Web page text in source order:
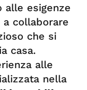
alle esigenze
collaborare
che si
casa.
alle
nella